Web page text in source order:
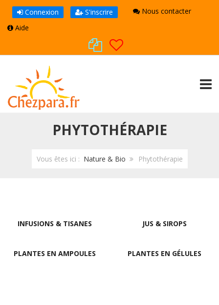
Connexion S'inscrire
Nous contacter
Aide
PHYTOTHÉRAPIE
Vous êtes ici : Nature & Bio Phytothérapie
INFUSIONS & TISANES JUS & SIROPS
PLANTES EN AMPOULES PLANTES EN GÉLULES